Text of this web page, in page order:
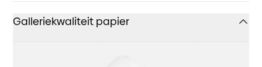
Galleriekwaliteit papier